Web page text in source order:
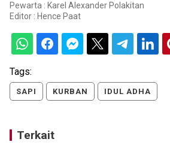
Pewarta : Karel Alexander Polakitan
Editor : Hence Paat
Tags:
SAPI KURBAN IDUL ADHA
Terkait